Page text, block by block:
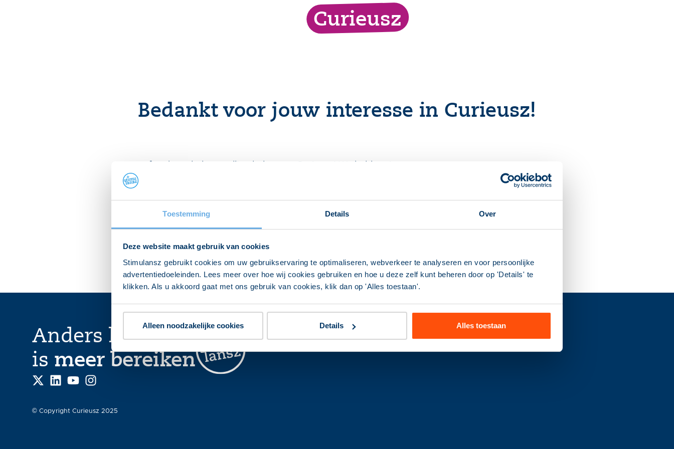
Toestemming Details Over
Deze website maakt gebruik van cookies
Stimulansz gebruikt cookies om uw gebruikservaring te optimaliseren, webverkeer te analyseren en voor persoonlijke
advertentiedoeleinden. Lees meer over hoe wij cookies gebruiken en hoe u deze zelf kunt beheren door op 'Details' te
klikken. Als u akkoord gaat met ons gebruik van cookies, klik dan op 'Alles toestaan'.
Alleen noodzakelijke cookies Details Alles toestaan
Curieusz
Bedankt voor jouw interesse in Curieusz!
Wat fijn dat je belangstelling hebt voor Curieusz! We hebben jouw aanvraag ontvangen en nemen
Anders kijken
is meer bereiken
© Copyright Curieusz 2025